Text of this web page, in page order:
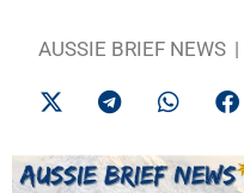
AUSSIE BRIEF NEWS |